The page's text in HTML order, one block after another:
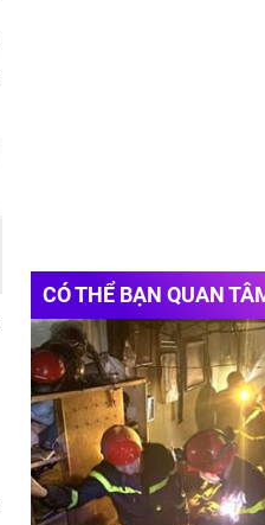
CÓ THỂ BẠN QUAN